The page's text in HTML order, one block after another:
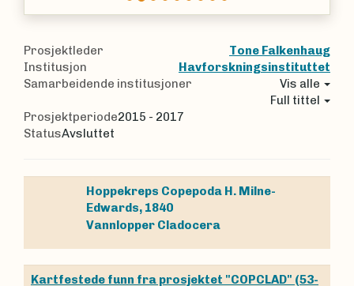
Prosjektleder
Tone Falkenhaug
Institusjon
Havforskningsinstituttet
Samarbeidende institusjoner
Vis alle
Full tittel
Prosjektperiode2015 - 2017
StatusAvsluttet
Hoppekreps Copepoda H. Milne-
Edwards, 1840
Vannlopper Cladocera
Kartfestede funn fra prosjektet "COPCLAD" (53-